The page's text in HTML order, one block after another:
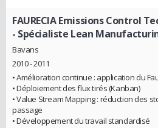
FAURECIA Emissions Control
- Spécialiste Lean
Bavans
2010 - 2011
• Amélioration continue : application du
• Déploiement des flux tirés (Kanban)
• Value Stream Mapping : réduction des
passage
• Développement du travail standardisé